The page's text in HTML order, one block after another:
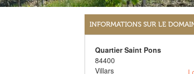
INFORMATIONS SUR LE
Quartier Saint Pons
84400
Villars